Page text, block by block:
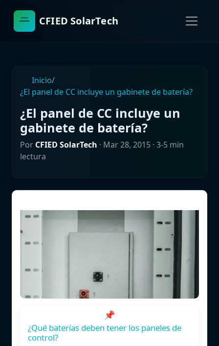
CFIED SolarTech
Inicio/
¿El panel de CC incluye un gabinete de batería?
¿El panel de CC incluye un
gabinete de batería?
Por CFIED SolarTech · Mar 28, 2015 · 3-5 min
lectura
📌
¿Qué baterías deben tener los paneles de
control?